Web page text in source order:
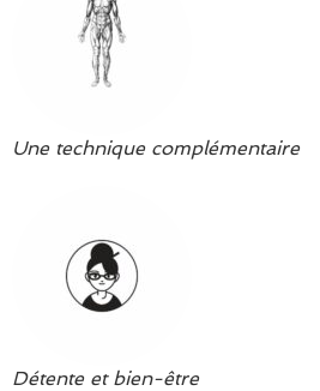
Une technique complémentaire
Détente et bien-être